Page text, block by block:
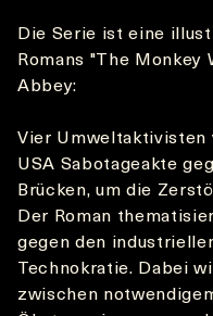
Die Serie ist eine
Romans "The Monkey
Abbey:
Vier Umweltaktivisten
USA Sabotageakte
Brücken, um die
Der Roman
gegen den
Technokratie. Dabei
zwischen